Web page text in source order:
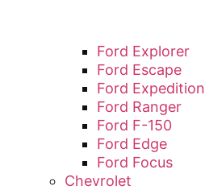
Ford Explorer
Ford Escape
Ford Expedition
Ford Ranger
Ford F-150
Ford Edge
Ford Focus
Chevrolet